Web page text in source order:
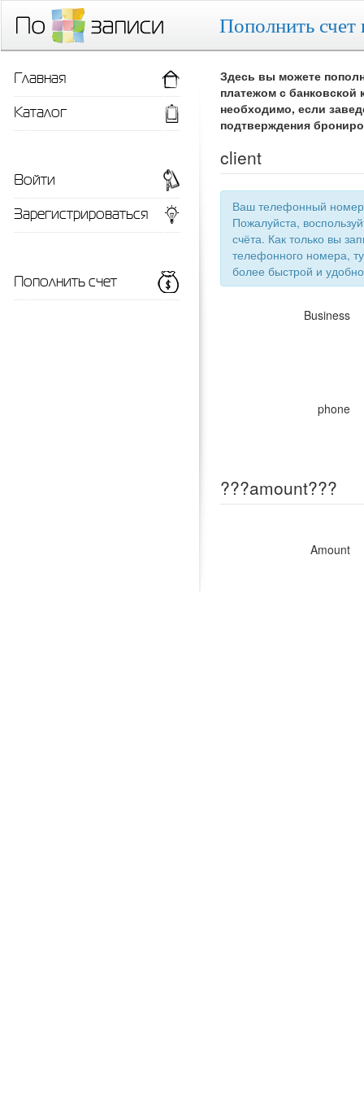
Пополнить счет
Здесь вы можете
платежом с
необходимо, если
подтверждения
client
Ваш телефонный номер
Пожалуйста,
счёта. Как только вы
телефонного номера,
более
Business
phone
???amount???
Amount
Главная
Каталог
Войти
Зарегистрироваться
Пополнить счет